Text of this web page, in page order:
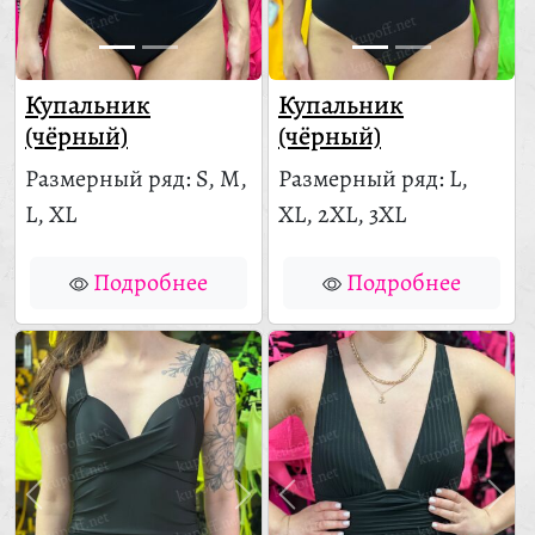
Купальник
(чёрный)
Размерный ряд: S, M,
L, XL
Подробнее
Купальник
(чёрный)
Размерный ряд: L,
XL, 2XL, 3XL
Подробнее